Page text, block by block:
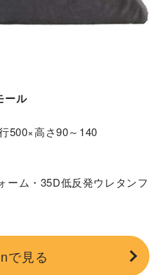
ール
500×高さ90～140
ーム・35D低反発ウレタンフ
で見る